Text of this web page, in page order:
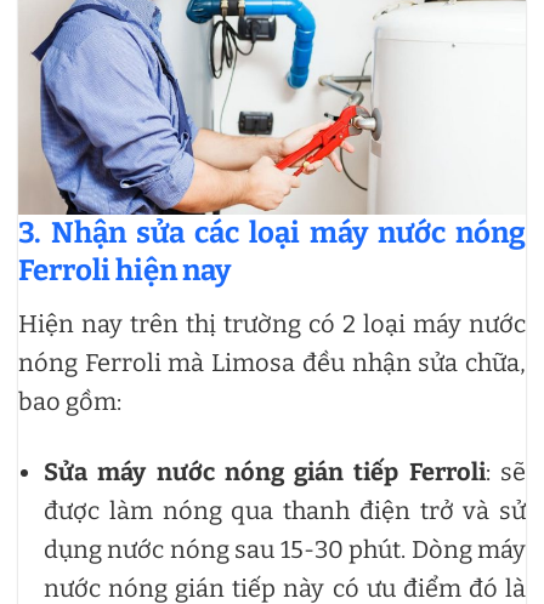
3. Nhận sửa các loại máy nước nóng
Ferroli hiện nay
Hiện nay trên thị trường có 2 loại máy nước
nóng Ferroli mà Limosa đều nhận sửa chữa,
bao gồm:
Sửa máy nước nóng gián tiếp Ferroli: sẽ
được làm nóng qua thanh điện trở và sử
dụng nước nóng sau 15-30 phút. Dòng máy
nước nóng gián tiếp này có ưu điểm đó là